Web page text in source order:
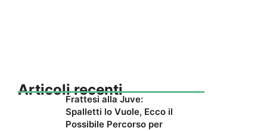
Articoli recenti
Frattesi alla Juve:
Spalletti lo Vuole, Ecco il
Possibile Percorso per